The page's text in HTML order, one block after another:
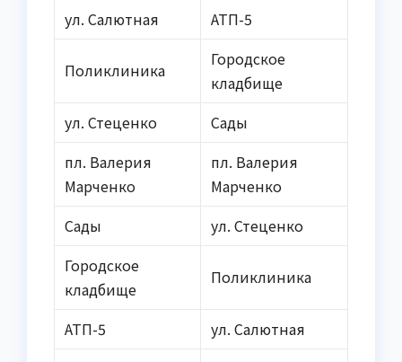
ул. Салютная
АТП-5
Поликлиника
Городское
кладбище
ул. Стеценко
Сады
пл. Валерия
Марченко
пл. Валерия
Марченко
Сады
ул. Стеценко
Городское
кладбище
Поликлиника
АТП-5
ул. Салютная